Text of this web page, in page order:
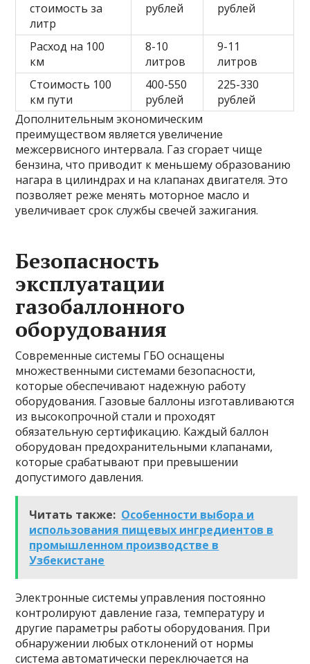
стоимость за
литр
рублей
рублей
Расход на 100
км
8-10
литров
9-11
литров
Стоимость 100
км пути
400-550
рублей
225-330
рублей
Дополнительным экономическим
преимуществом является увеличение
межсервисного интервала. Газ сгорает чище
бензина, что приводит к меньшему образованию
нагара в цилиндрах и на клапанах двигателя. Это
позволяет реже менять моторное масло и
увеличивает срок службы свечей зажигания.
Безопасность
эксплуатации
газобаллонного
оборудования
Современные системы ГБО оснащены
множественными системами безопасности,
которые обеспечивают надежную работу
оборудования. Газовые баллоны изготавливаются
из высокопрочной стали и проходят
обязательную сертификацию. Каждый баллон
оборудован предохранительными клапанами,
которые срабатывают при превышении
допустимого давления.
Читать также: Особенности выбора и
использования пищевых ингредиентов в
промышленном производстве в
Узбекистане
Электронные системы управления постоянно
контролируют давление газа, температуру и
другие параметры работы оборудования. При
обнаружении любых отклонений от нормы
система автоматически переключается на